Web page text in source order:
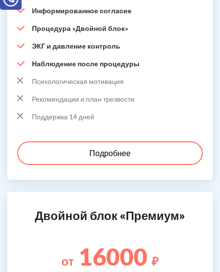
Информированное согласие
Процедура «Двойной блок»
ЭКГ и давление контроль
Наблюдение после процедуры
Психологическая мотивация
Рекомендации и план трезвости
Поддержка 14 дней
Подробнее
Двойной блок «Премиум»
от 16000 ₽